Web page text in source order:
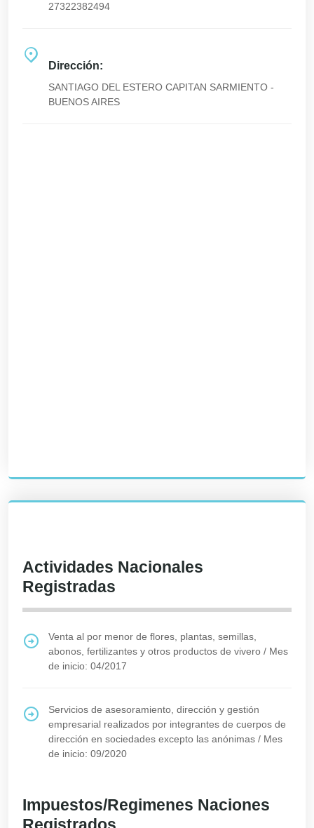
27322382494
Dirección:
SANTIAGO DEL ESTERO CAPITAN SARMIENTO -
BUENOS AIRES
Actividades Nacionales
Registradas
Venta al por menor de flores, plantas, semillas,
abonos, fertilizantes y otros productos de vivero / Mes
de inicio: 04/2017
Servicios de asesoramiento, dirección y gestión
empresarial realizados por integrantes de cuerpos de
dirección en sociedades excepto las anónimas / Mes
de inicio: 09/2020
Impuestos/Regimenes Naciones